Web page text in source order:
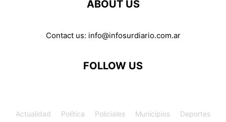
ABOUT US
Contact us: info@infosurdiario.com.ar
FOLLOW US
Actualidad Política Policiales Municipios Deportes